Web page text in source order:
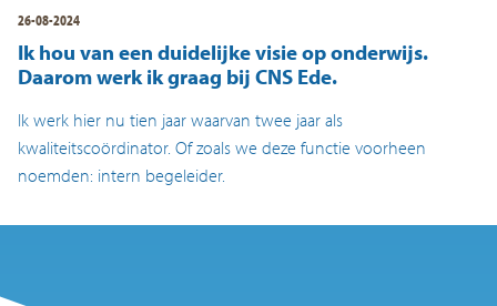
26-08-2024
Ik hou van een duidelijke visie op onderwijs.
Daarom werk ik graag bij CNS Ede.
Ik werk hier nu tien jaar waarvan twee jaar als
kwaliteitscoördinator. Of zoals we deze functie voorheen
noemden: intern begeleider.